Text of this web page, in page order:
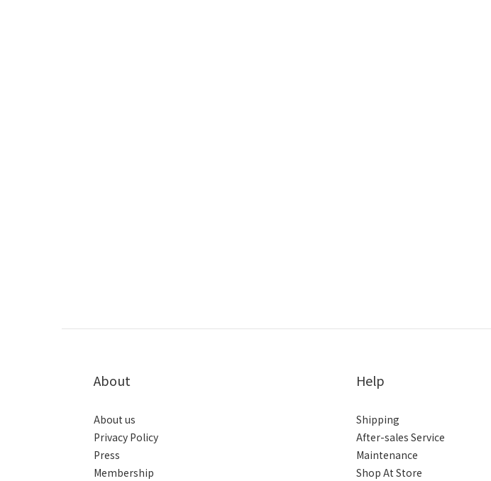
About
About us
Privacy Policy
Press
Membership
Help
Shipping
After-sales Service
Maintenance
Shop At Store